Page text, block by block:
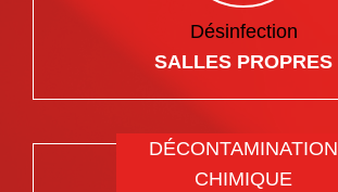
Désinfection
SALLES PROPRES
DÉCONTAMINATION
CHIMIQUE